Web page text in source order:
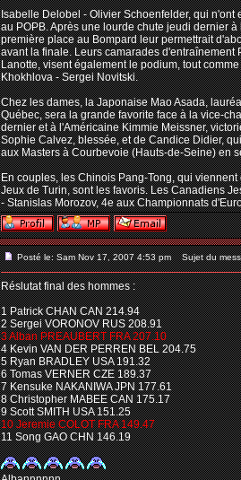
Isabelle Delobel - Olivier Schoenfelder, qui
au POPB. Après une lourde chute jeudi dernier
première place au Bompard leur permettrait
avant la finale. Leurs camarades
Lanotte, visent également le podium, tout
Khokhlova - Sergei Novitski.
Chez les dames, la Japonaise Mao Asada,
Québec, sera la grande favorite face à la vice-
dernier et à l'Américaine Kimmie Meissner,
Sophie Calvez, blessée, et de Candice Didier,
aux Masters à Courbevoie (Hauts-de-Seine) en
En couples, les Chinois Pang-Tong, qui
Jeux de Turin, sont les favoris. Les Canadiens
- Stanislas Morozov, 4e aux Championnats
Posté le: Sam Nov 17, 2007 4:53 pm Sujet du
Réslutat final des hommes :
1 Patrick CHAN CAN 214.94
2 Sergei VORONOV RUS 208.91
3 Alban PREAUBERT FRA 207.10
4 Kevin VAN DER PERREN BEL 204.75
5 Ryan BRADLEY USA 191.32
6 Tomas VERNER CZE 189.37
7 Kensuke NAKANIWA JPN 177.61
8 Christopher MABEE CAN 175.17
9 Scott SMITH USA 151.25
10 Jeremie COLOT FRA 149.47
11 Song GAO CHN 146.19